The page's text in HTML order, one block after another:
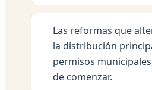
Las reformas que
la distribución
permisos
de comenzar.